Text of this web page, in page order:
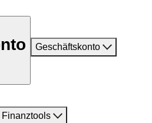
Geschäftskonto
Finanztools